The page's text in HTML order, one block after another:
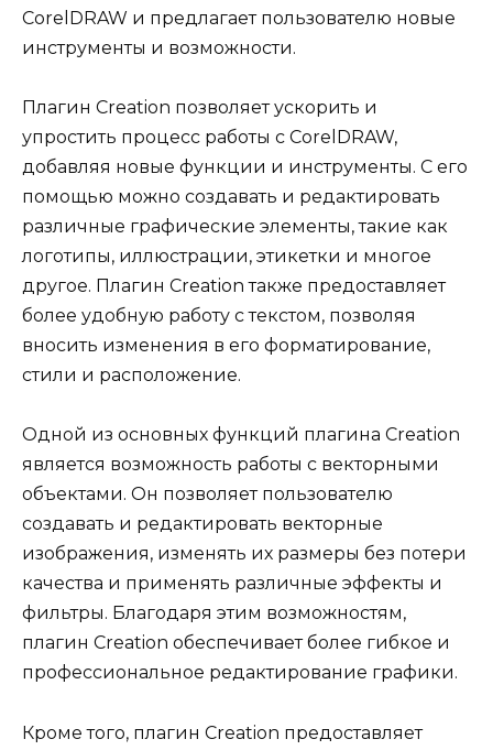
CorelDRAW и предлагает пользователю новые
инструменты и возможности.
Плагин Creation позволяет ускорить и
упростить процесс работы с CorelDRAW,
добавляя новые функции и инструменты. С его
помощью можно создавать и редактировать
различные графические элементы, такие как
логотипы, иллюстрации, этикетки и многое
другое. Плагин Creation также предоставляет
более удобную работу с текстом, позволяя
вносить изменения в его форматирование,
стили и расположение.
Одной из основных функций плагина Creation
является возможность работы с векторными
объектами. Он позволяет пользователю
создавать и редактировать векторные
изображения, изменять их размеры без потери
качества и применять различные эффекты и
фильтры. Благодаря этим возможностям,
плагин Creation обеспечивает более гибкое и
профессиональное редактирование графики.
Кроме того, плагин Creation предоставляет